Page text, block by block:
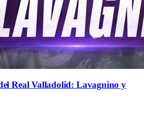
Real Valladolid: Lavagnino y